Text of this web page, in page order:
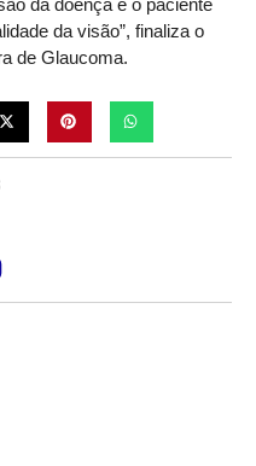
da doença e o paciente
da visão”, finaliza o
de Glaucoma.